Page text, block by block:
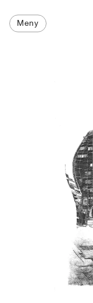
Meny